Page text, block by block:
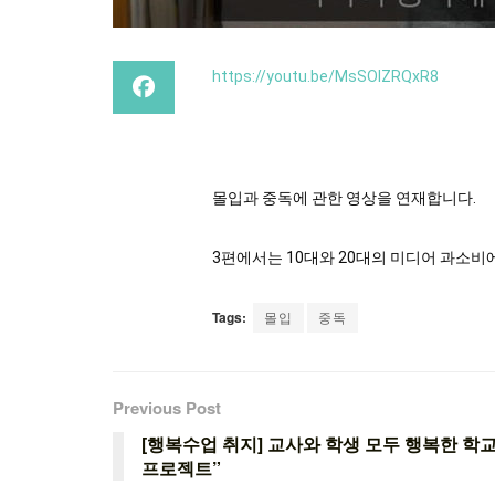
https://youtu.be/MsSOIZRQxR8
몰입과 중독에 관한 영상을 연재합니다.
3편에서는 10대와 20대의 미디어 과소비
Tags: 몰입 중독
Previous Post
[행복수업 취지] 교사와 학생 모두 행복한 학
프로젝트”